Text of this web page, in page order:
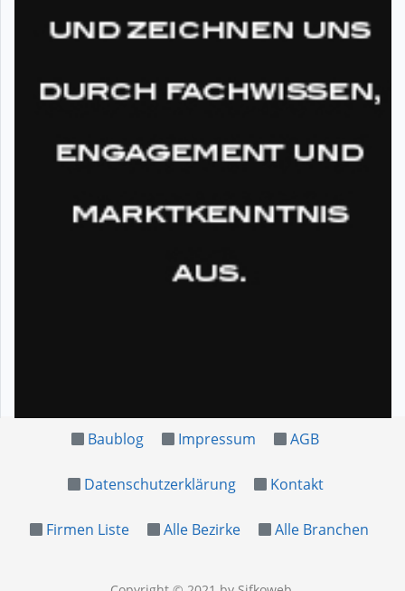
Baublog Impressum AGB
Datenschutzerklärung Kontakt
Firmen Liste Alle Bezirke Alle Branchen